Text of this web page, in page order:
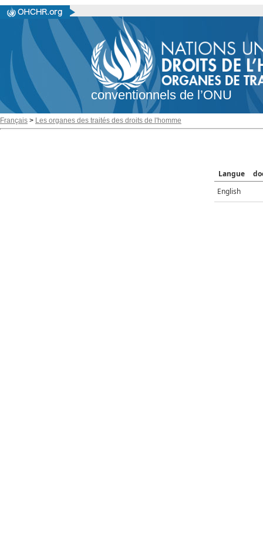
conventionnels de l’ONU
Français > Les organes des traités des droits de l'homme
Langue
English